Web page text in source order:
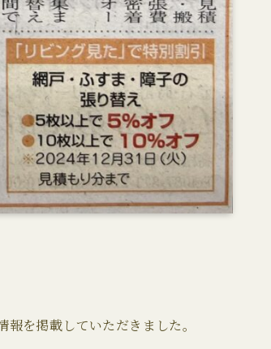
を掲載していただきました。